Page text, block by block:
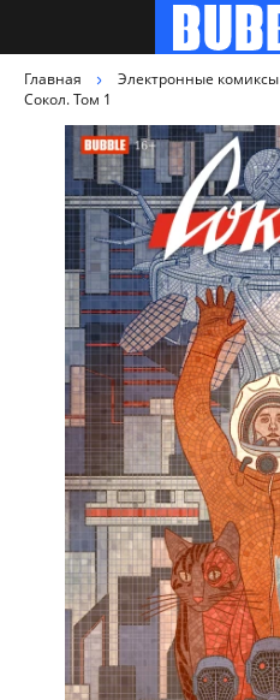
Главная Электронные комиксы
Сокол. Том 1